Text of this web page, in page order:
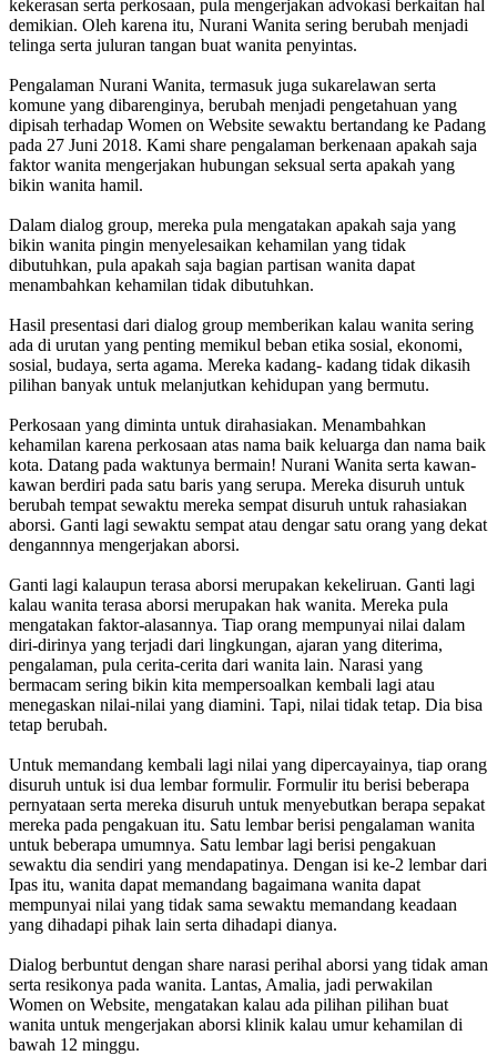
kekerasan serta perkosaan, pula mengerjakan advokasi berkaitan hal
demikian. Oleh karena itu, Nurani Wanita sering berubah menjadi
telinga serta juluran tangan buat wanita penyintas.
Pengalaman Nurani Wanita, termasuk juga sukarelawan serta
komune yang dibarenginya, berubah menjadi pengetahuan yang
dipisah terhadap Women on Website sewaktu bertandang ke Padang
pada 27 Juni 2018. Kami share pengalaman berkenaan apakah saja
faktor wanita mengerjakan hubungan seksual serta apakah yang
bikin wanita hamil.
Dalam dialog group, mereka pula mengatakan apakah saja yang
bikin wanita pingin menyelesaikan kehamilan yang tidak
dibutuhkan, pula apakah saja bagian partisan wanita dapat
menambahkan kehamilan tidak dibutuhkan.
Hasil presentasi dari dialog group memberikan kalau wanita sering
ada di urutan yang penting memikul beban etika sosial, ekonomi,
sosial, budaya, serta agama. Mereka kadang- kadang tidak dikasih
pilihan banyak untuk melanjutkan kehidupan yang bermutu.
Perkosaan yang diminta untuk dirahasiakan. Menambahkan
kehamilan karena perkosaan atas nama baik keluarga dan nama baik
kota. Datang pada waktunya bermain! Nurani Wanita serta kawan-
kawan berdiri pada satu baris yang serupa. Mereka disuruh untuk
berubah tempat sewaktu mereka sempat disuruh untuk rahasiakan
aborsi. Ganti lagi sewaktu sempat atau dengar satu orang yang dekat
dengannnya mengerjakan aborsi.
Ganti lagi kalaupun terasa aborsi merupakan kekeliruan. Ganti lagi
kalau wanita terasa aborsi merupakan hak wanita. Mereka pula
mengatakan faktor-alasannya. Tiap orang mempunyai nilai dalam
diri-dirinya yang terjadi dari lingkungan, ajaran yang diterima,
pengalaman, pula cerita-cerita dari wanita lain. Narasi yang
bermacam sering bikin kita mempersoalkan kembali lagi atau
menegaskan nilai-nilai yang diamini. Tapi, nilai tidak tetap. Dia bisa
tetap berubah.
Untuk memandang kembali lagi nilai yang dipercayainya, tiap orang
disuruh untuk isi dua lembar formulir. Formulir itu berisi beberapa
pernyataan serta mereka disuruh untuk menyebutkan berapa sepakat
mereka pada pengakuan itu. Satu lembar berisi pengalaman wanita
untuk beberapa umumnya. Satu lembar lagi berisi pengakuan
sewaktu dia sendiri yang mendapatinya. Dengan isi ke-2 lembar dari
Ipas itu, wanita dapat memandang bagaimana wanita dapat
mempunyai nilai yang tidak sama sewaktu memandang keadaan
yang dihadapi pihak lain serta dihadapi dianya.
Dialog berbuntut dengan share narasi perihal aborsi yang tidak aman
serta resikonya pada wanita. Lantas, Amalia, jadi perwakilan
Women on Website, mengatakan kalau ada pilihan pilihan buat
wanita untuk mengerjakan aborsi klinik kalau umur kehamilan di
bawah 12 minggu.